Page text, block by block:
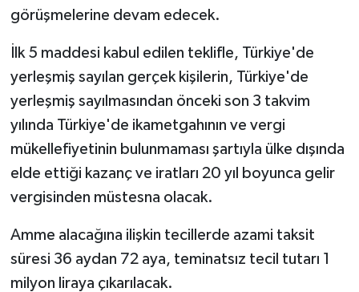
görüşmelerine devam edecek.
İlk 5 maddesi kabul edilen teklifle, Türkiye'de
yerleşmiş sayılan gerçek kişilerin, Türkiye'de
yerleşmiş sayılmasından önceki son 3 takvim
yılında Türkiye'de ikametgahının ve vergi
mükellefiyetinin bulunmaması şartıyla ülke dışında
elde ettiği kazanç ve iratları 20 yıl boyunca gelir
vergisinden müstesna olacak.
Amme alacağına ilişkin tecillerde azami taksit
süresi 36 aydan 72 aya, teminatsız tecil tutarı 1
milyon liraya çıkarılacak.